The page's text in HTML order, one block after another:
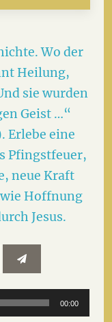
Wo der
Heilung,
sie wurden
Geist …“
Erlebe eine
Pfingstfeuer,
neue Kraft
Hoffnung
Jesus.
00:00